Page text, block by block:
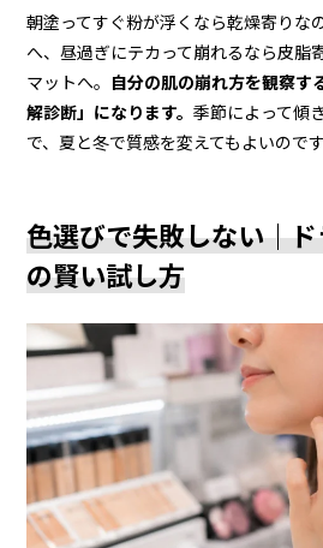
朝塗ってすぐ粉が浮くなら乾燥寄りな
へ、昼過ぎにテカって崩れるなら皮脂
マットへ。 自分の肌の崩れ方を観察す
解診断」になります。季節によって傾
で、夏と冬で質感を変えてもよいのです
色選びで失敗しない｜
の賢い試し方